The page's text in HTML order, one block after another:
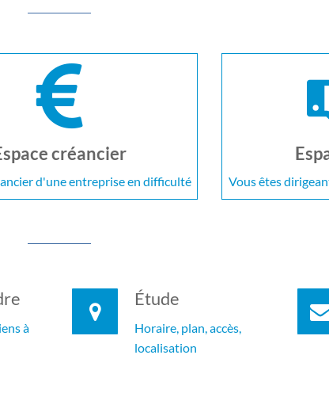
créancier
d'une entreprise en difficulté Vous êtes
à
Étude
Horaire, plan, accès,
localisation